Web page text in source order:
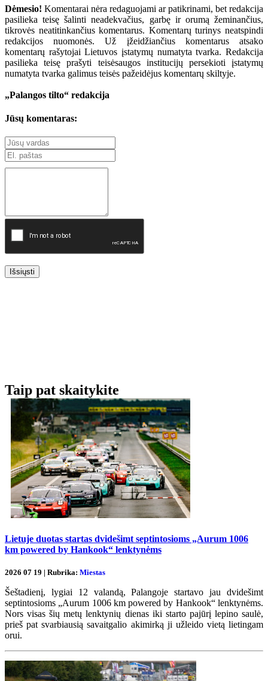
Dėmesio! Komentarai nėra redaguojami ar patikrinami, bet redakcija
pasilieka teisę šalinti neadekvačius, garbę ir orumą žeminančius,
tikrovės neatitinkančius komentarus. Komentarų turinys neatspindi
redakcijos nuomonės. Už įžeidžiančius komentarus atsako
komentarų rašytojai Lietuvos įstatymų numatyta tvarka. Redakcija
pasilieka teisę prašyti teisėsaugos institucijų persekioti įstatymų
numatyta tvarka galimus teisės pažeidėjus komentarų skiltyje.
„Palangos tilto“ redakcija
Jūsų komentaras:
Išsiųsti
Taip pat skaitykite
Lietuje duotas startas dvidešimt septintosioms „Aurum 1006
km powered by Hankook“ lenktynėms
2026 07 19 | Rubrika: Miestas
Šeštadienį, lygiai 12 valandą, Palangoje startavo jau dvidešimt
septintosioms „Aurum 1006 km powered by Hankook“ lenktynėms.
Nors visas šių metų lenktynių dienas iki starto pajūrį lepino saulė,
prieš pat svarbiausią savaitgalio akimirką ji užleido vietą lietingam
orui.